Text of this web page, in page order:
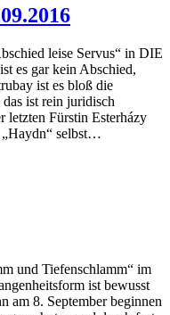
leise Servus“ in DIE
es gar kein Abschied,
ist es bloß die
ist rein juridisch
letzten Fürstin Esterházy
„Haydn“ selbst…
und Tiefenschlamm“ im
ist bewusst
am 8. September beginnen